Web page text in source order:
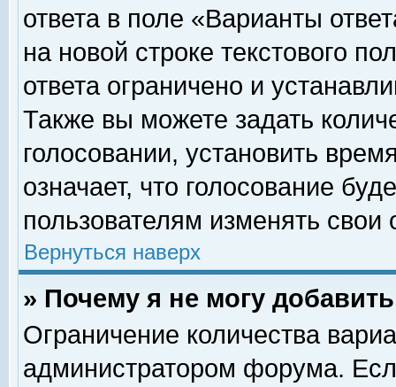
ответа в поле «Варианты
на новой строке текстового
ответа ограничено и
Также вы можете задать
голосовании, установить
означает, что голосование
пользователям изменять свои
Вернуться наверх
» Почему я не могу
Ограничение количества
администратором форума.